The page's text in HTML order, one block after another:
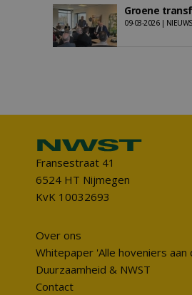
Groene
09-03-2026 | NIEUWS
Fransestraat 41
6524 HT Nijmegen
KvK 10032693
Over ons
Whitepaper 'Alle hoveniers aan
Duurzaamheid & NWST
Contact